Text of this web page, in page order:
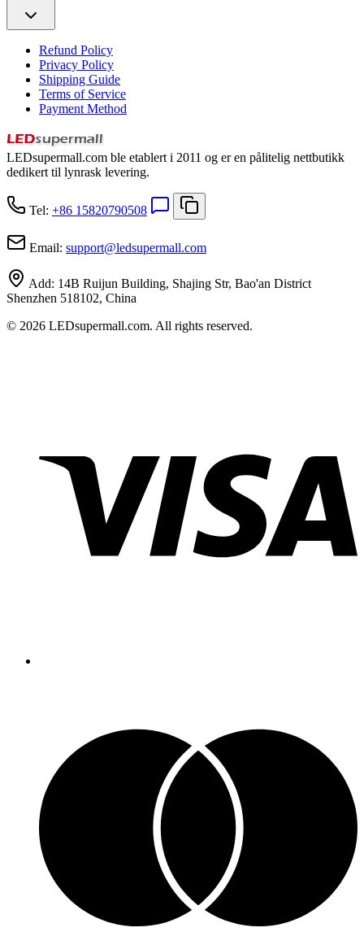
Refund Policy
Privacy Policy
Shipping Guide
Terms of Service
Payment Method
LEDsupermall.com ble etablert i 2011 og er en pålitelig nettbutikk
dedikert til lynrask levering.
Tel: +86 15820790508
Email: support@ledsupermall.com
Add: 14B Ruijun Building, Shajing Str, Bao'an District
Shenzhen 518102, China
© 2026 LEDsupermall.com. All rights reserved.